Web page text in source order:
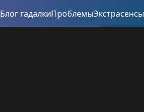
Блог гадалкиПроблемыЭкстрасенсы